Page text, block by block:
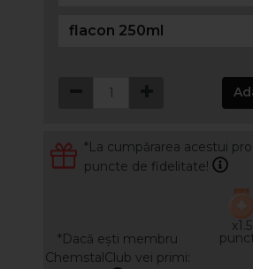
flacon 250ml
*La cumpărarea acestui
puncte de fidelitate!
*Dacă ești membru
ChemstalClub vei primi:
x1.5